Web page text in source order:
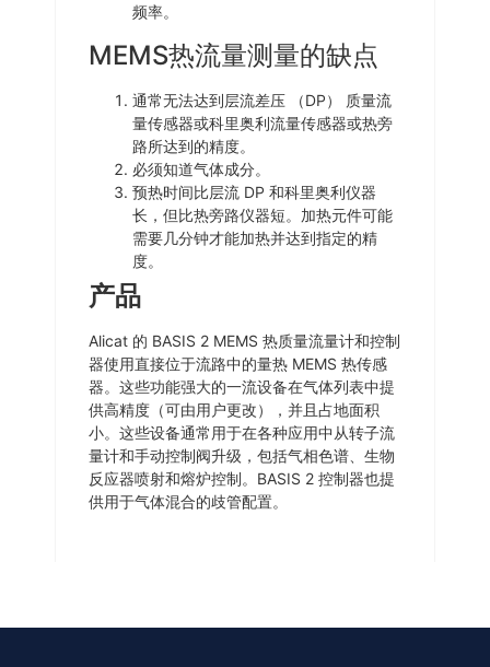
频率。
MEMS热流量测量的缺点
通常无法达到层流差压 （DP） 质量流
量传感器或科里奥利流量传感器或热旁
路所达到的精度。
必须知道气体成分。
预热时间比层流 DP 和科里奥利仪器
长，但比热旁路仪器短。加热元件可能
需要几分钟才能加热并达到指定的精
度。
产品
Alicat 的 BASIS 2 MEMS 热质量流量计和控制
器使用直接位于流路中的量热 MEMS 热传感
器。这些功能强大的一流设备在气体列表中提
供高精度（可由用户更改），并且占地面积
小。这些设备通常用于在各种应用中从转子流
量计和手动控制阀升级，包括气相色谱、生物
反应器喷射和熔炉控制。BASIS 2 控制器也提
供用于气体混合的歧管配置。